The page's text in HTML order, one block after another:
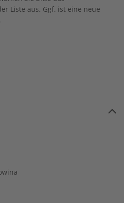
Liste aus. Ggf. ist eine neue